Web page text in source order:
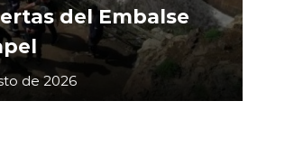
del Embalse
de 2026